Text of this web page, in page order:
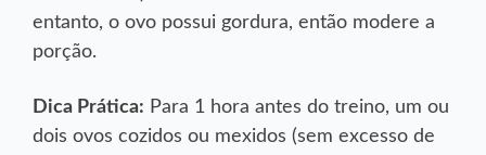
entanto, o ovo possui gordura, então modere a
porção.
Dica Prática: Para 1 hora antes do treino, um ou
dois ovos cozidos ou mexidos (sem excesso de